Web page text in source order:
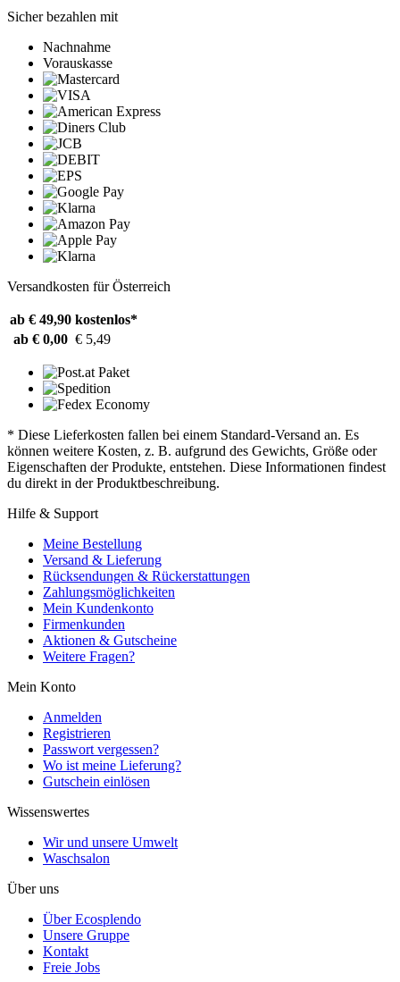
Sicher bezahlen mit
Nachnahme
Vorauskasse
Versandkosten für Österreich
ab € 49,90 kostenlos*
ab € 0,00 € 5,49
* Diese Lieferkosten fallen bei einem Standard-Versand an. Es
können weitere Kosten, z. B. aufgrund des Gewichts, Größe oder
Eigenschaften der Produkte, entstehen. Diese Informationen findest
du direkt in der Produktbeschreibung.
Hilfe & Support
Meine Bestellung
Versand & Lieferung
Rücksendungen & Rückerstattungen
Zahlungsmöglichkeiten
Mein Kundenkonto
Firmenkunden
Aktionen & Gutscheine
Weitere Fragen?
Mein Konto
Anmelden
Registrieren
Passwort vergessen?
Wo ist meine Lieferung?
Gutschein einlösen
Wissenswertes
Wir und unsere Umwelt
Waschsalon
Über uns
Über Ecosplendo
Unsere Gruppe
Kontakt
Freie Jobs